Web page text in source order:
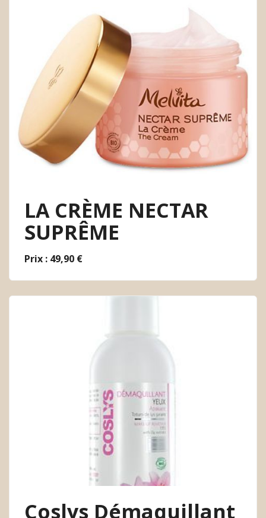
LA CRÈME NECTAR
SUPRÊME
Prix : 49,90 €
Coslys Démaquillant